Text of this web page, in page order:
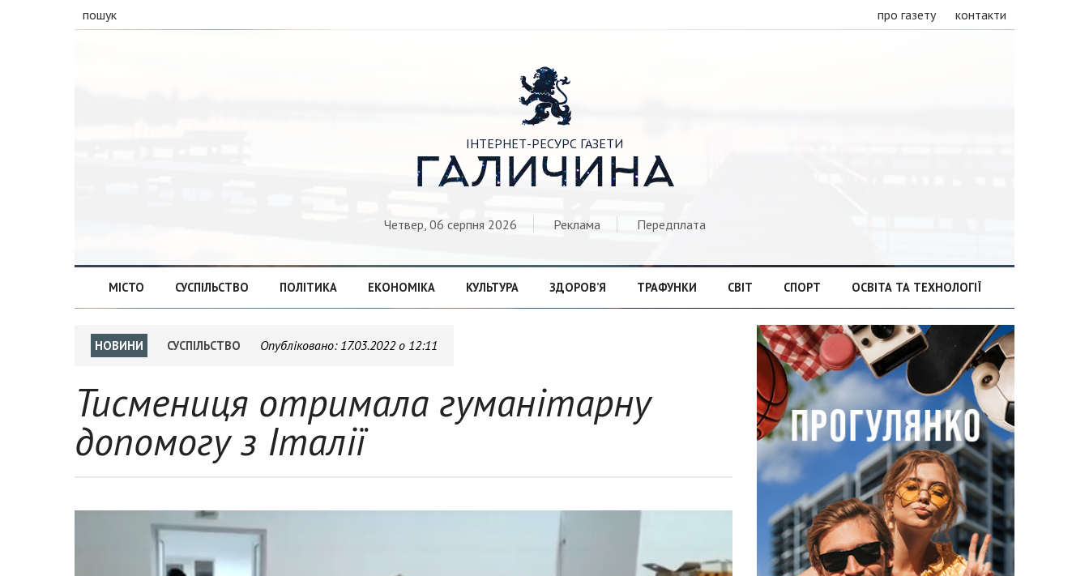
пошук про газету контакти

ІНТЕРНЕТ-РЕСУРС ГАЗЕТИ
ГАЛИЧИНА
Четвер, 06 серпня 2026 Реклама Передплата
МІСТО СУСПІЛЬСТВО ПОЛІТИКА ЕКОНОМІКА КУЛЬТУРА ЗДОРОВ’Я ТРАФУНКИ СВІТ СПОРТ ОСВІТА ТА ТЕХНОЛОГІЇ
НОВИНИ СУСПІЛЬСТВО Опубліковано: 17.03.2022 о 12:11
Тисмениця отримала гуманітарну
допомогу з Італії